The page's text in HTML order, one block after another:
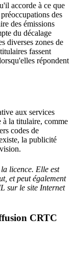
accorde à ce que
des
des émissions
du décalage
diverses zones de
fassent
répondent
aux services
à la titulaire, comme
codes de
la publicité
licence. Elle est
et peut également
sur le site Internet
CRTC